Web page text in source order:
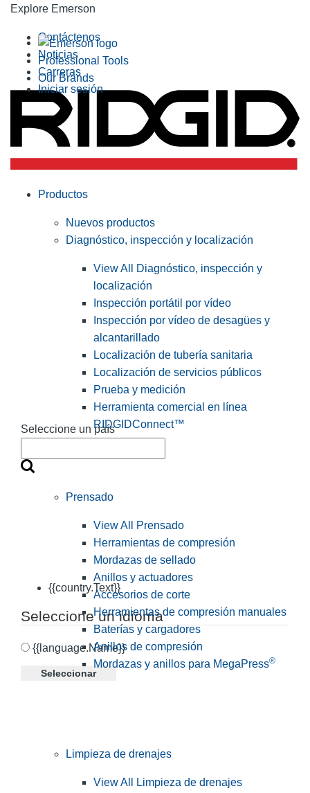
Explore Emerson
Professional Tools
Our Brands
Contáctenos
Noticias
Carreras
Iniciar sesión
Seleccione un país
{{country.Text}}
Seleccione un idioma
{{language.Name}}
Seleccionar
Productos
Nuevos productos
Diagnóstico, inspección y localización
View All Diagnóstico, inspección y
localización
Inspección portátil por vídeo
Inspección por vídeo de desagües y
alcantarillado
Localización de tubería sanitaria
Localización de servicios públicos
Prueba y medición
Herramienta comercial en línea
RIDGIDConnect™
Prensado
View All Prensado
Herramientas de compresión
Mordazas de sellado
Anillos y actuadores
Accesorios de corte
Herramientas de compresión manuales
Baterías y cargadores
Anillos de compresión
Mordazas y anillos para MegaPress®
Limpieza de drenajes
View All Limpieza de drenajes